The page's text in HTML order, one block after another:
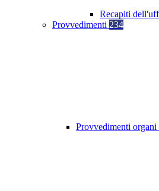
Recapiti
Provvedimenti 234
Provvedimenti